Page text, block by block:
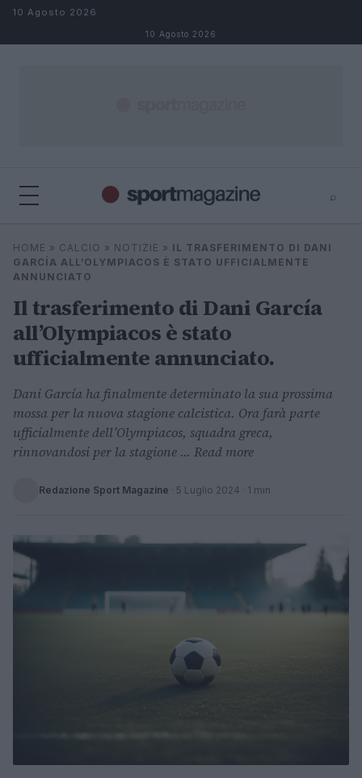
Salta al contenuto
10 Agosto 2026
10 Agosto 2026
⌕
Cerca
⌕
HOME » CALCIO » NOTIZIE » IL TRASFERIMENTO DI DANI
GARCÍA ALL’OLYMPIACOS È STATO UFFICIALMENTE
ANNUNCIATO
Il trasferimento di Dani García
all’Olympiacos è stato
ufficialmente annunciato.
Dani García ha finalmente determinato la sua prossima
mossa per la nuova stagione calcistica. Ora farà parte
ufficialmente dell’Olympiacos, squadra greca,
rinnovandosi per la stagione ... Read more
Redazione Sport Magazine · 5 Luglio 2024 · 1 min